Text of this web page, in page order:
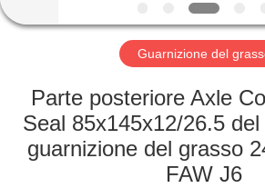
GIRO
FABBRICA
CONTROLLO
Guarnizione del
Parte posteriore Axle
Seal 85x145x12/26.5
guarnizione del grasso
FAW J6